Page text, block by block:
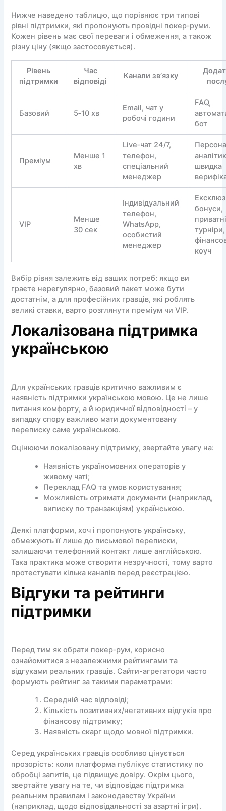
Нижче наведено таблицю, що порівнює три типові
рівні підтримки, які пропонують провідні покер‑руми.
Кожен рівень має свої переваги і обмеження, а також
різну ціну (якщо застосовується).
Рівень
підтримки
Час
відповіді
Канали зв’язку
Базовий 5‑10 хв
Email, чат у
робочі години
FAQ,
бот
Преміум
Менше 1
хв
Live‑чат 24/7,
телефон,
спеціальний
менеджер
швидка
VIP
Менше
30 сек
Індивідуальний
телефон,
WhatsApp,
особистий
менеджер
бонуси,
турніри,
коуч
Вибір рівня залежить від ваших потреб: якщо ви
граєте нерегулярно, базовий пакет може бути
достатнім, а для професійних гравців, які роблять
великі ставки, варто розглянути преміум чи VIP.
Локалізована підтримка
українською
Для українських гравців критично важливим є
наявність підтримки українською мовою. Це не лише
питання комфорту, а й юридичної відповідності – у
випадку спору важливо мати документовану
переписку саме українською.
Оцінюючи локалізовану підтримку, звертайте увагу на:
Наявність україномовних операторів у
живому чаті;
Переклад FAQ та умов користування;
Можливість отримати документи (наприклад,
виписку по транзакціям) українською.
Деякі платформи, хоч і пропонують українську,
обмежують її лише до письмової переписки,
залишаючи телефонний контакт лише англійською.
Така практика може створити незручності, тому варто
протестувати кілька каналів перед реєстрацією.
Відгуки та рейтинги
підтримки
Перед тим як обрати покер‑рум, корисно
ознайомитися з незалежними рейтингами та
відгуками реальних гравців. Сайти-агрегатори часто
формують рейтинг за такими параметрами:
Середній час відповіді;
Кількість позитивних/негативних відгуків про
фінансову підтримку;
Наявність скарг щодо мовної підтримки.
Серед українських гравців особливо цінується
прозорість: коли платформа публікує статистику по
обробці запитів, це підвищує довіру. Окрім цього,
звертайте увагу на те, чи відповідає підтримка
реальним правилам і законодавству України
(наприклад, щодо відповідальності за азартні ігри).